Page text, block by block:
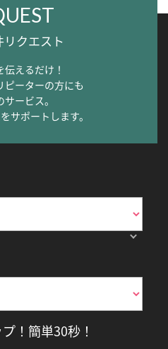
リクエスト
えるだけ！
ピーターの方にも
ービス。
サポートします。
！簡単30秒！